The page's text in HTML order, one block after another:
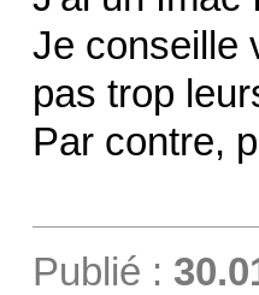
Je conseille
pas trop
Par contre,
Publié :